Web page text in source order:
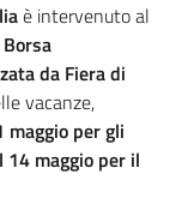
è intervenuto al
Borsa
da Fiera di
vacanze,
maggio per gli
14 maggio per il